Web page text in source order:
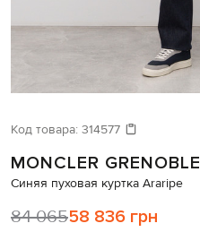
Давайте подберем что-то еще
Похожие товары
Код товара: 314577
MONCLER GRENOBLE
Синяя пуховая куртка Araripe
84 06558 836 грн